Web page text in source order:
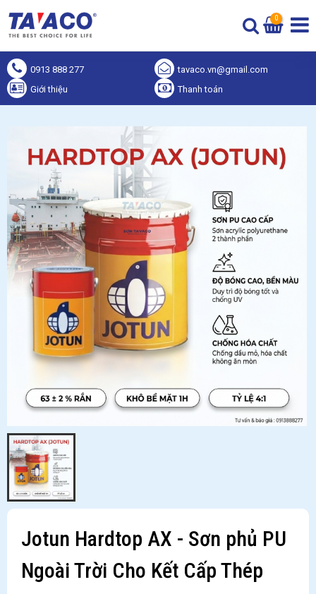
0
0913 888 277
tavaco.vn@gmail.com
Giới thiệu
Thanh toán
Jotun Hardtop AX - Sơn phủ PU
Ngoài Trời Cho Kết Cấp Thép